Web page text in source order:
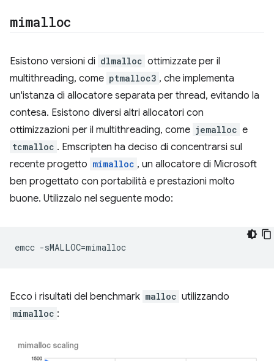
mimalloc
Esistono versioni di dlmalloc ottimizzate per il
multithreading, come ptmalloc3 , che implementa
un'istanza di allocatore separata per thread, evitando la
contesa. Esistono diversi altri allocatori con
ottimizzazioni per il multithreading, come jemalloc e
tcmalloc . Emscripten ha deciso di concentrarsi sul
recente progetto mimalloc , un allocatore di Microsoft
ben progettato con portabilità e prestazioni molto
buone. Utilizzalo nel seguente modo:
emcc -sMALLOC=
Ecco i risultati del benchmark malloc utilizzando
mimalloc :